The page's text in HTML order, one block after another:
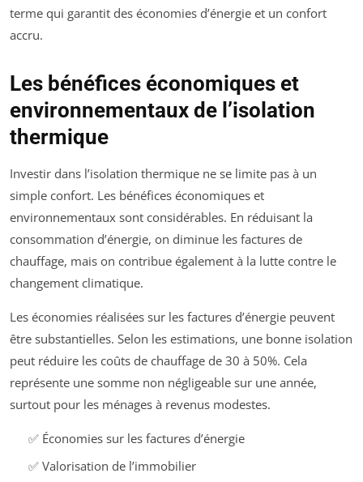
terme qui garantit des économies d’énergie et un confort
accru.
Les bénéfices économiques et
environnementaux de l’isolation
thermique
Investir dans l’isolation thermique ne se limite pas à un
simple confort. Les bénéfices économiques et
environnementaux sont considérables. En réduisant la
consommation d’énergie, on diminue les factures de
chauffage, mais on contribue également à la lutte contre le
changement climatique.
Les économies réalisées sur les factures d’énergie peuvent
être substantielles. Selon les estimations, une bonne isolation
peut réduire les coûts de chauffage de 30 à 50%. Cela
représente une somme non négligeable sur une année,
surtout pour les ménages à revenus modestes.
✅ Économies sur les factures d’énergie
✅ Valorisation de l’immobilier